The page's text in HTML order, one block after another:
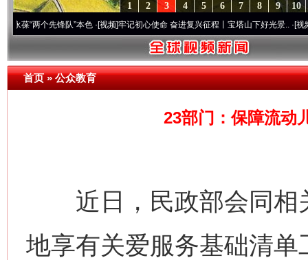
10
9
8
7
6
5
4
3
2
1
个先锋队”本色·[视频]牢记初心使命 奋进复兴征程丨宝塔山下好光景..·[视频]因党而
首页»公众教育
23部门：保障流动
近日，民政部会同相
地享有关爱服务基础清